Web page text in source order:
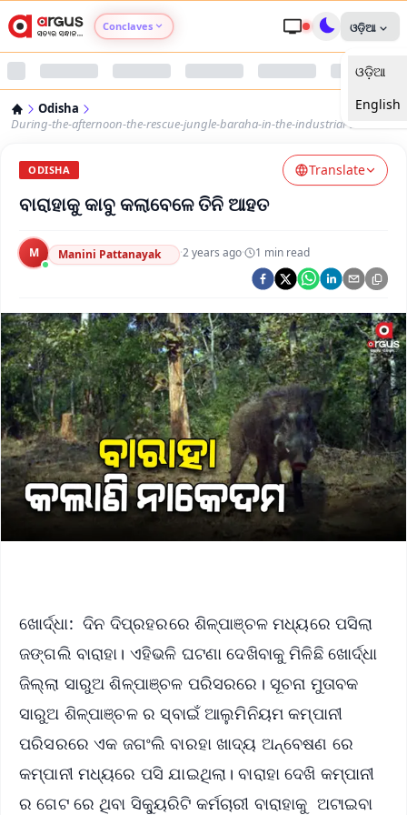
Conclaves
Argus Nari Shakti
Argus Health Connect
Argus Swaad Odisha
Argus Chalo Dekhein Apna Desh
ଓଡ଼ିଆ
ଓଡ଼ିଆ
English
Odisha
During-the-afternoon-the-rescue-jungle-baraha-in-the-industrial-area-
ODISHA Translate
ବାରାହାକୁ କାବୁ କଲାବେଳେ ତିନି ଆହତ
M Manini Pattanayak ·2 years ago· 1 min read
ଖୋର୍ଦ୍ଧା: ଦିନ ଦିପ୍ରହରରେ ଶିଳ୍ପାଞ୍ଚଳ ମଧ୍ୟରେ ପସିଲା
ଜଙ୍ଗଲି ବାରାହା। ଏହିଭଳି ଘଟଣା ଦେଖିବାକୁ ମିଳିଛି ଖୋର୍ଦ୍ଧା
ଜିଲ୍ଲା ସାରୁଅ ଶିଳ୍ପାଞ୍ଚଳ ପରିସରରେ। ସୂଚନା ମୁତାବକ
ସାରୁଅ ଶିଳ୍ପାଞ୍ଚଳ ର ସ୍ବାଇଁ ଆଲୁମିନିୟମ କମ୍ପାନୀ
ପରିସରରେ ଏକ ଜଗଂଲି ବାରହା ଖାଦ୍ୟ ଅନ୍ବେଷଣ ରେ
କମ୍ପାନୀ ମଧ୍ୟରେ ପସି ଯାଇଥିଲା। ବାରାହା ଦେଖି କମ୍ପାନୀ
ର ଗେଟ ରେ ଥିବା ସିକ୍ୟୁରିଟି କର୍ମଚାରୀ ବାରାହାକୁ ଅଟାଇବା